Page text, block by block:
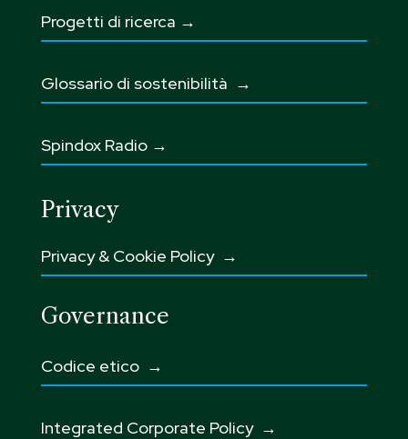
Progetti di ricerca →
Glossario di sostenibilità →
Spindox Radio →
Privacy
Privacy & Cookie Policy →
Governance
Codice etico →
Integrated Corporate Policy →